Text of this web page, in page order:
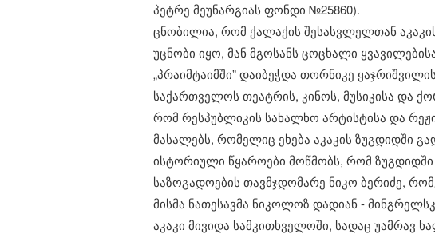
პეტრე მეუნარგიას ფონდი №25860).
​ცნობილია, რომ ქალაქის შესასვლელთან
უცნობი იყო, მან მგოსანს ცოცხალი
„პრაიმტაიმში” დაიბეჭდა თორნიკე
საქართველოს თეატრის, კინოს, მუსიკისა და
რომ რესპუბლიკის სახალხო არტისტისა და
მასალებს, რომელიც ეხება აკაკის ზუგდიდში
ისტორიული წყაროები მოწმობს, რომ
საზოგადოების თავმჯდომარე ნიკო ბერიძე,
მისმა ნათესავმა ნიკოლოზ დადიან -
აკაკი მივიდა სამკითხველოში, სადაც